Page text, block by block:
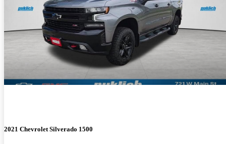
2021 Chevrolet Silverado 1500